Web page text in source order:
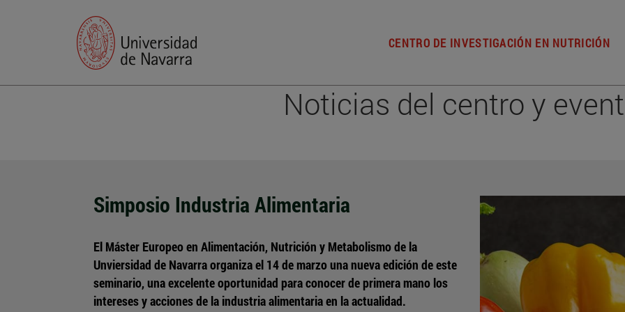
CENTRO DE INVESTIGACIÓN EN NUTRICIÓN
Noticias del centro y
Simposio Industria Alimentaria
El Máster Europeo en Alimentación, Nutrición y Metabolismo de la
Unviersidad de Navarra organiza el 14 de marzo una nueva edición de este
seminario, una excelente oportunidad para conocer de primera mano los
intereses y acciones de la industria alimentaria en la actualidad.